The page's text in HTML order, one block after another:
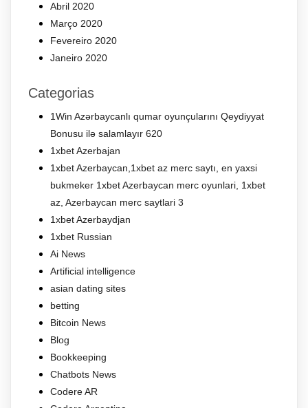
Abril 2020
Março 2020
Fevereiro 2020
Janeiro 2020
Categorias
1Win Azərbaycanlı qumar oyunçularını Qeydiyyat
Bonusu ilə salamlayır 620
1xbet Azerbajan
1xbet Azerbaycan,1xbet az merc saytı, en yaxsi
bukmeker 1xbet Azerbaycan merc oyunlari, 1xbet
az, Azerbaycan merc saytlari 3
1xbet Azerbaydjan
1xbet Russian
Ai News
Artificial intelligence
asian dating sites
betting
Bitcoin News
Blog
Bookkeeping
Chatbots News
Codere AR